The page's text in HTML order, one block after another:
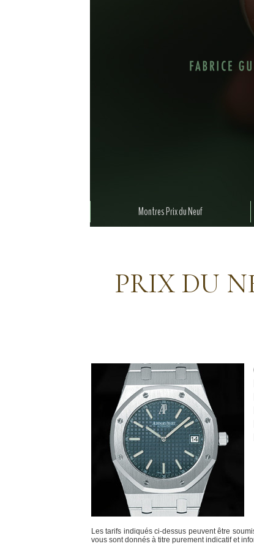
Montres Prix du Neuf
PRIX DU
Les tarifs indiqués ci-dessus peuvent être
vous sont donnés à titre purement indicatif et